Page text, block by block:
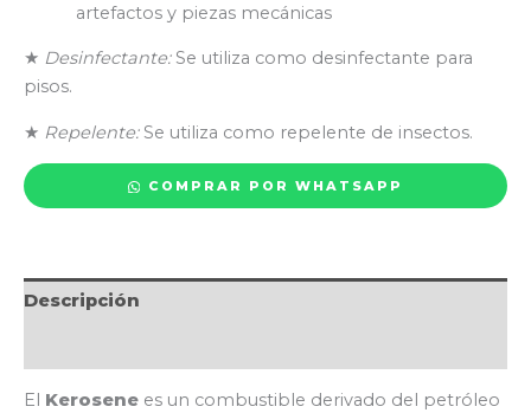
artefactos y piezas mecánicas
★ Desinfectante: Se utiliza como desinfectante para
pisos.
★ Repelente: Se utiliza como repelente de insectos.
COMPRAR POR WHATSAPP
Descripción
El Kerosene es un combustible derivado del petróleo